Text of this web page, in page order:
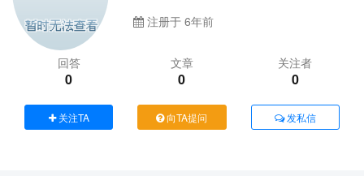
注册于 6年前
回答
0
文章
0
关注者
0
关注TA 向TA提问 发私信